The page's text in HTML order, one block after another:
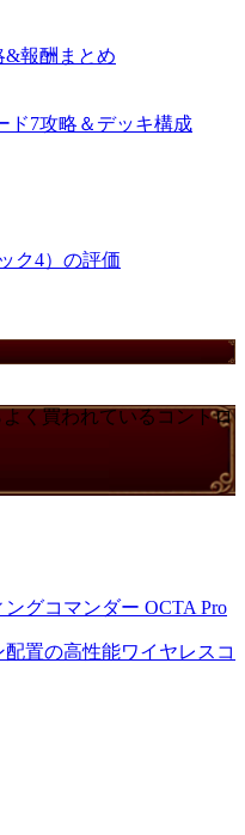
&報酬まとめ
ド7攻略＆デッキ構成
ク4）の評価
く買われているコントロ
グコマンダー OCTA Pro
置の高性能ワイヤレスコ